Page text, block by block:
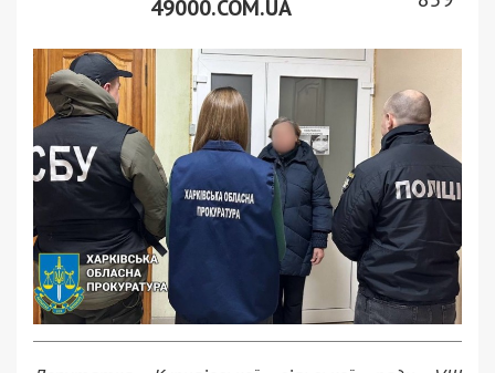
49000.COM.UA